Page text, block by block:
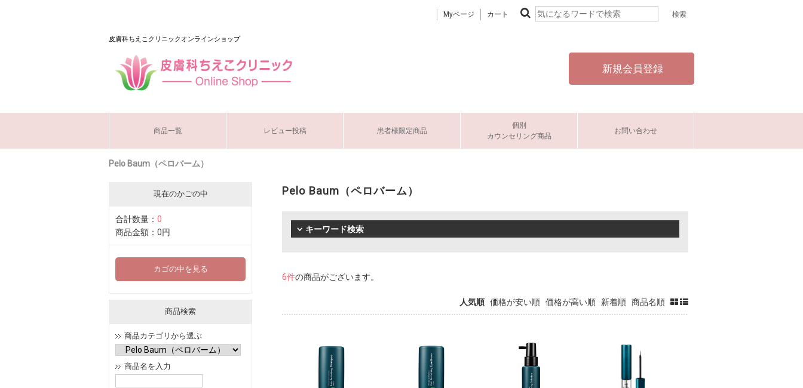
Myページ カート
皮膚科ちえこクリニックオンラインショップ
新規会員登録
商品一覧 レビュー投稿 患者様限定商品
個別
カウンセリング商品
お問い合わせ
Pelo Baum（ペロバーム）
現在のかごの中
合計数量： 0
商品金額： 0円
カゴの中を見る
商品検索
商品カテゴリから選ぶ
商品名を入力
Pelo Baum（ペロバーム）
キーワード検索
6件の商品がございます。
人気順 価格が安い順 価格が高い順 新着順 商品名順